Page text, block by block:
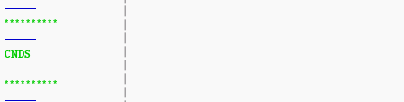
* * * * * * * * * *
CNDS
* * * * * * * * * *